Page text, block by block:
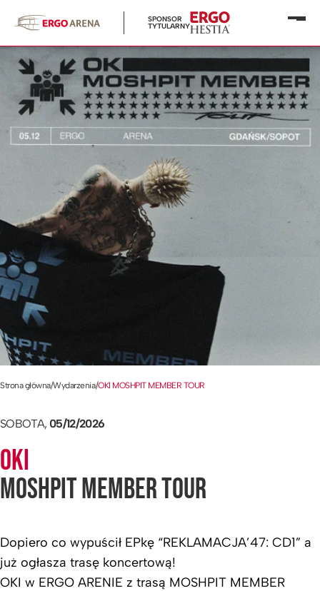
SPONSOR
TYTULARNY
Strona główna/Wydarzenia/OKI MOSHPIT MEMBER TOUR
SOBOTA, 05/12/2026
OKI
MOSHPIT MEMBER TOUR
Dopiero co wypuścił EPkę “REKLAMACJA’47: CD1” a
już ogłasza trasę koncertową!
OKI w ERGO ARENIE z trasą MOSHPIT MEMBER